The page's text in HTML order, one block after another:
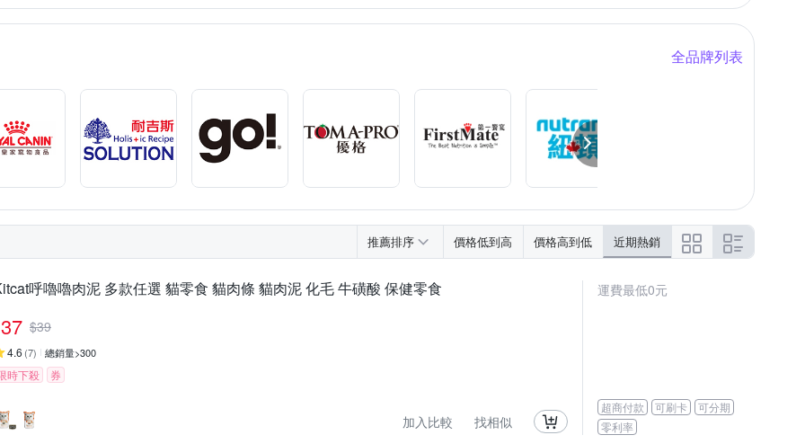
全品牌列表
推薦排序 價格低到高 價格高到低 近期熱銷
呼嚕嚕肉泥 多款任選 貓零食 貓肉條 貓肉泥 化毛 牛磺酸 保健零食
37 $39
4.6 (7) 總銷量>300
時下殺 券
加入比較 找相似
運費最低0元
超商付款 可刷卡
可分期
零利率